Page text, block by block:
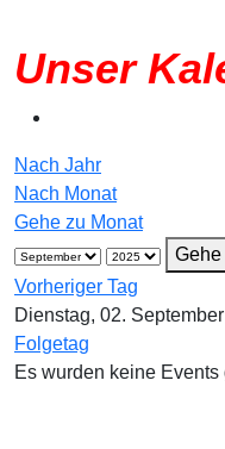
Unser
Nach Jahr
Nach Monat
Gehe zu Monat
Vorheriger Tag
Dienstag, 02.
Folgetag
Es wurden keine Events